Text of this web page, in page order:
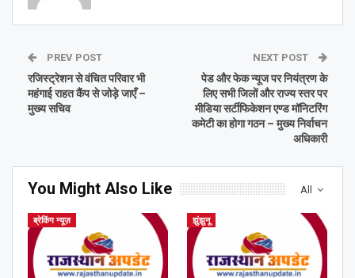
PREV POST
रजिस्ट्रेशन से वंचित परिवार भी
महंगाई राहत कैंप से जोड़े जाएँ –
मुख्य सचिव
NEXT POST
पेड और फेक न्यूज पर नियंत्रण के
लिए सभी जिलों और राज्य स्तर पर
मीडिया सर्टीफिकेशन एण्ड मॉनिटरिंग
कमेटी का होगा गठन – मुख्य निर्वाचन
अधिकारी
All
You Might Also Like
ब्रेकिंग न्यूज़ झुंझुनू